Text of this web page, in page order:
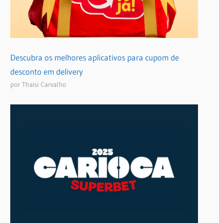
Descubra os melhores aplicativos para cupom de
desconto em delivery
por Thaisi Carvalho